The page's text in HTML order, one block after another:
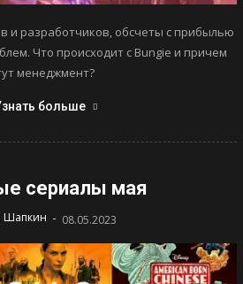
и разработчиков, обсчеты с прибылью
Что происходит с Bungie и причем
менеджмент?
больше
сериалы мая
Шапкин - 08.05.2023